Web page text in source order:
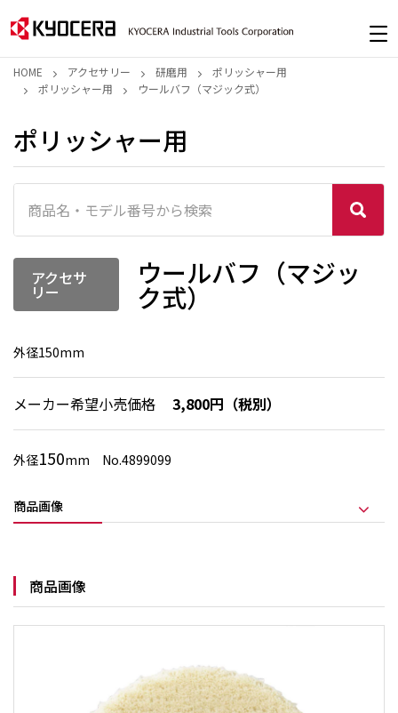
HOME アクセサリー 研磨用
ポリッシャー用
ポリッシャー用
ウールバフ（マジック式）
ポリッシャー用
アクセサ
リー
ウールバフ（マジッ
ク式）
外径150mm
メーカー希望小売価格 3,800円（税別）
外径150mm No.4899099
商品画像
商品画像